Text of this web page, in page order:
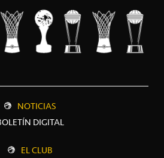
NOTICIAS
DIGITAL
EL CLUB